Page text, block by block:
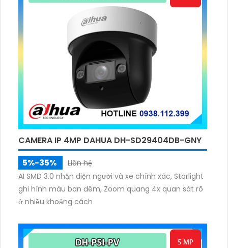
CAMERA IP 4MP DAHUA DH-SD29404DB-GNY
5%-35%
Liên hệ
AI SMD 3.0 nhận diện người và xe chính xác, Starlight
ghi hình màu ban đêm, Zoom quang 4x quan sát rõ
ở nhiều khoảng cách